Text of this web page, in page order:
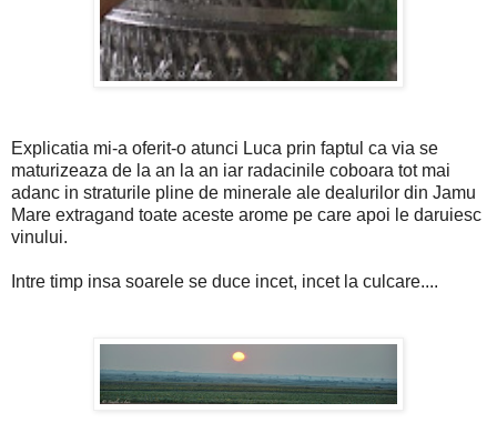
Explicatia mi-a oferit-o atunci Luca prin faptul ca via se
maturizeaza de la an la an iar radacinile coboara tot mai
adanc in straturile pline de minerale ale dealurilor din Jamu
Mare extragand toate aceste arome pe care apoi le daruiesc
vinului.
Intre timp insa soarele se duce incet, incet la culcare....